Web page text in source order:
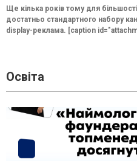
Ще кілька років тому для
достатньо стандартного набору
display-реклама. [caption
Освіта